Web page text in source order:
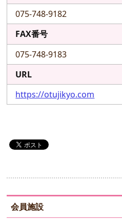
075-748-9182
FAX番号
075-748-9183
URL
https://otujikyo.com
会員施設